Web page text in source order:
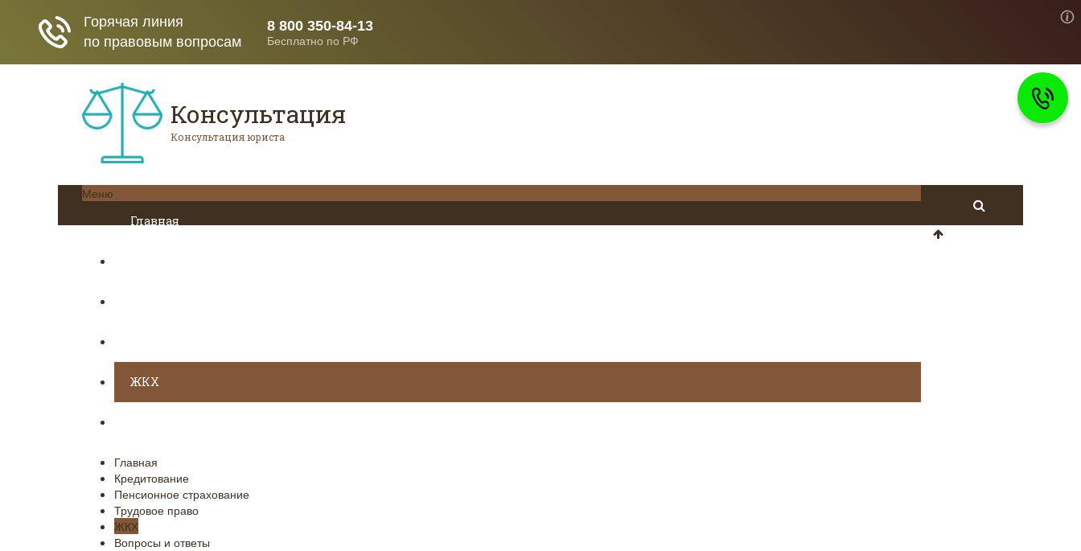
Консультация
Консультация юриста
Меню
Главная
ЖКХ
Главная
Кредитование
Пенсионное страхование
Трудовое право
ЖКХ
Вопросы и ответы